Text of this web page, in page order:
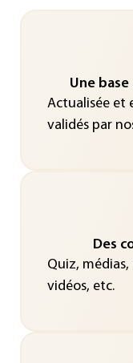
Une
Actualisée et
validés par
Des
Quiz,
vidéos, etc.